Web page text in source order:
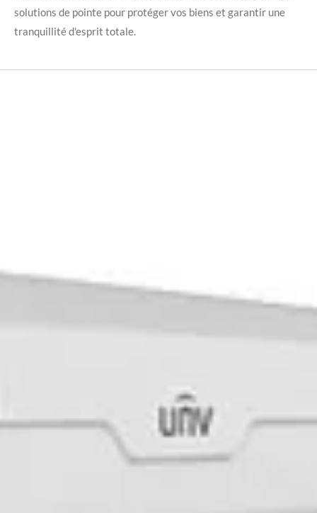
solutions de pointe pour protéger vos biens et garantir une
tranquillité d'esprit totale.